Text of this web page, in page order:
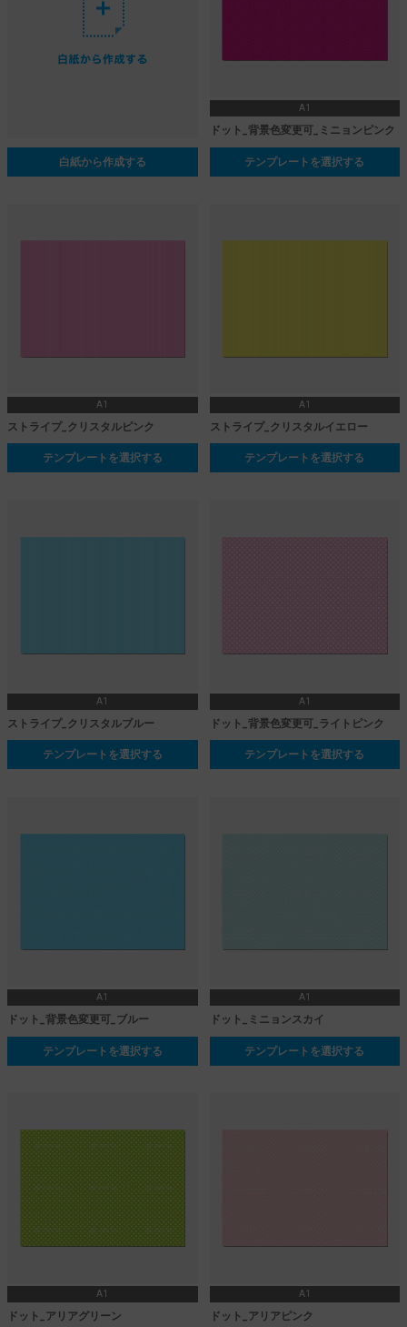
白紙から作成する
A1
ドット_背景色変更可_ミニョンピンク
テンプレートを選択する
A1
ストライプ_クリスタルピンク
テンプレートを選択する
A1
ストライプ_クリスタルイエロー
テンプレートを選択する
A1
ストライプ_クリスタルブルー
テンプレートを選択する
A1
ドット_背景色変更可_ライトピンク
テンプレートを選択する
A1
ドット_背景色変更可_ブルー
テンプレートを選択する
A1
ドット_ミニョンスカイ
テンプレートを選択する
A1
ドット_アリアグリーン
A1
ドット_アリアピンク